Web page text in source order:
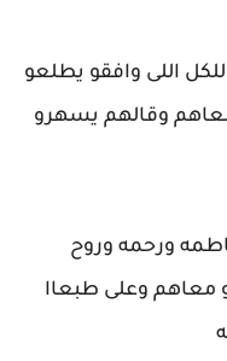
اللى وافقو يطلعو
وقالهم يسهرو
ورحمه وروح
معاهم وعلى طبعاا